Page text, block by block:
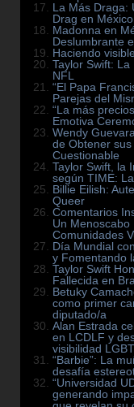
La Más Draga:
Drag en México
Madonna en
Deslumbrante
Haciendo
Taylor Swift:
NFL
“El Papa
Parejas del
“La más
Emotiva
Wendy
de Obtener
Cuestionable
Taylor Swift, la
según TIME:
Billie Eilish:
Queer
Comentarios
Un Menoscabo
Comunidades
Día Mundial
y Fomentando
Taylor Swift
Fallecida en
Betuky
como primer
diputado/a
Alan Estrada
en LCDLF y
visibilidad
“Barbie”: La
desafía
“Universidad
generando